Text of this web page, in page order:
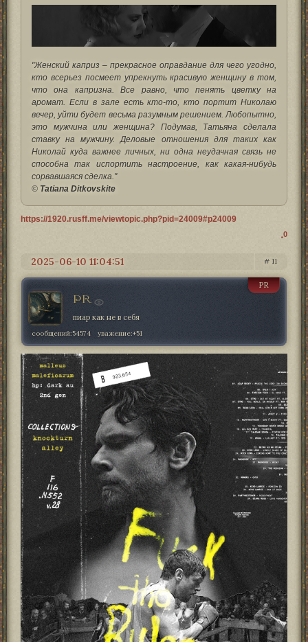
"Женский каприз – прекрасное оправдание для чего угодно,
кто всерьез посмеет упрекнуть красивую женщину в том,
что она капризна. Все равно, что пенять цветку на
аромат. Если в зале есть кто-то, кто портит Николаю
вечер, уйти будет весьма разумным решением. Любопытно,
это мужчина или женщина? Подумав, Татьяна сделала
ставку на мужчину. Деловые отношения для таких как
Николай куда важнее личных, ни одна неудачная связь не
способна так испортить настроение, как какая-нибудь
сорвавшаяся сделка."
© Tatiana Ditkovskite
https://1920.rusff.me/viewtopic.php?pid=24009#p24009
0
11
2025-06-10 11:04:51
PR
PR
пиар как не в себя
сообщений:54574 уважение:+51